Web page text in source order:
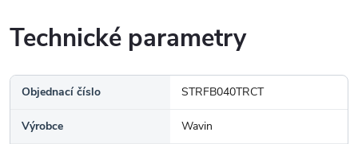
Technické parametry
Objednací číslo STRFB040TRCT
Výrobce Wavin